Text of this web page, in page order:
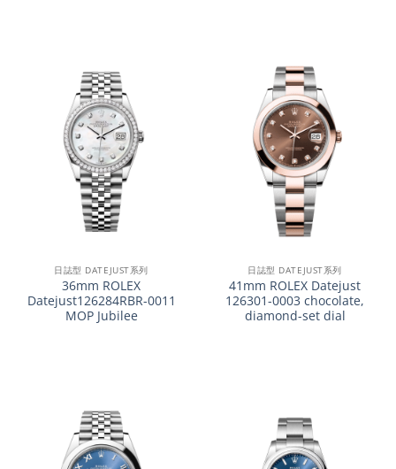
日誌型 DATEJUST系列
36mm ROLEX
Datejust126284RBR-0011
MOP Jubilee
日誌型 DATEJUST系列
41mm ROLEX Datejust
126301-0003 chocolate,
diamond-set dial